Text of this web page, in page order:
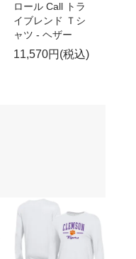
ロール Call トラ
イブレンド Ｔシ
ャツ - ヘザー
11,570円(税込)